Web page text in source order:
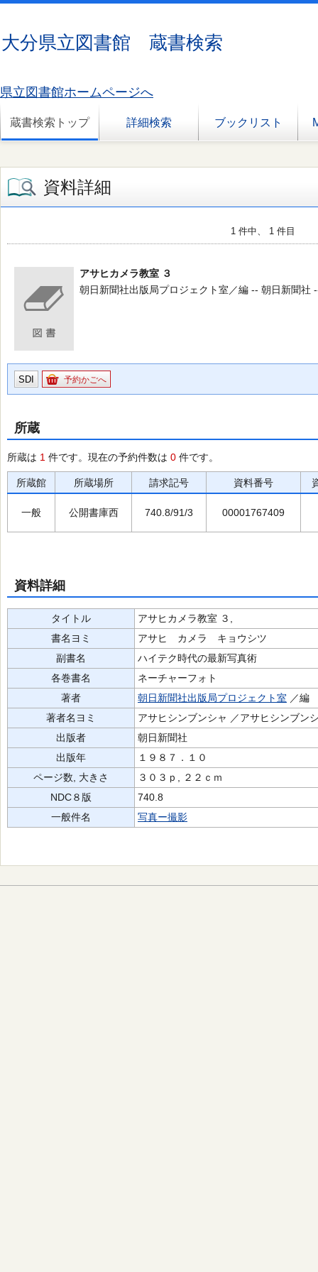
大分県立図書館 蔵書検索
県立図書館ホームページへ
蔵書検索トップ 詳細検索 ブックリスト
資料詳細
1 件中、 1 件目
アサヒカメラ教室 ３
朝日新聞社出版局プロジェクト室／編 -- 朝日新聞社
SDI 予約かごへ
所蔵
所蔵は 1 件です。現在の予約件数は 0 件です。
所蔵館 所蔵場所 請求記号 資料番号
一般 公開書庫西 740.8/91/3 00001767409
資料詳細
タイトル
アサヒカメラ教室 ３,
書名ヨミ
アサヒ カメラ キョウシツ
副書名
ハイテク時代の最新写真術
各巻書名
ネーチャーフォト
著者
朝日新聞社出版局プロジェクト室 ／編
著者名ヨミ
アサヒシンブンシャ ／アサヒシンブン
出版者
朝日新聞社
出版年
１９８７．１０
ページ数, 大きさ
３０３ｐ, ２２ｃｍ
NDC８版
740.8
一般件名
写真ー撮影